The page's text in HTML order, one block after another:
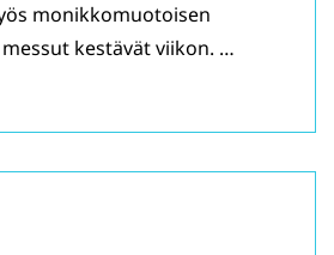
monikkomuotoisen
kestävät viikon. …